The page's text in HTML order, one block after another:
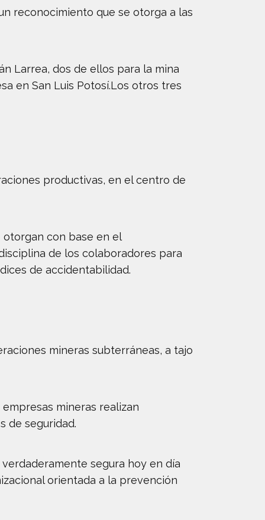
reconocimiento que se otorga a las
Larrea, dos de ellos para la mina
en San Luis Potosí.Los otros tres
productivas, en el centro de
otorgan con base en el
de los colaboradores para
de accidentabilidad.
mineras subterráneas, a tajo
mineras realizan
de seguridad.
segura hoy en día
orientada a la prevención